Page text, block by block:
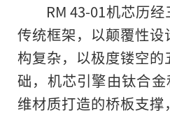
RM 43-01机芯历
传统框架，以颠覆性
构复杂，以极度镂空
础，机芯引擎由钛合
维材质打造的桥板支